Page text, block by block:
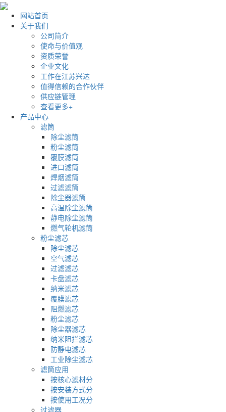
网站首页
关于我们
公司简介
使命与价值观
资质荣誉
企业文化
工作在江苏兴达
值得信赖的合作伙伴
供应链管理
查看更多+
产品中心
滤筒
除尘滤筒
粉尘滤筒
覆膜滤筒
进口滤筒
焊烟滤筒
过滤滤筒
除尘器滤筒
高温除尘滤筒
静电除尘滤筒
燃气轮机滤筒
粉尘滤芯
除尘滤芯
空气滤芯
过滤滤芯
卡盘滤芯
纳米滤芯
覆膜滤芯
阻燃滤芯
粉尘滤芯
除尘器滤芯
纳米阻拦滤芯
防静电滤芯
工业除尘滤芯
滤筒应用
按核心滤材分
按安装方式分
按使用工况分
过滤器